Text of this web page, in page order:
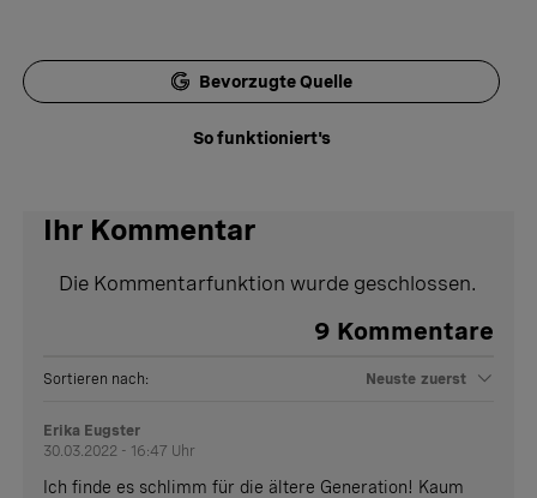
Bevorzugte Quelle
So funktioniert's
Ihr Kommentar
Die Kommentarfunktion wurde geschlossen.
9 Kommentare
Sortieren nach: Neuste zuerst
Erika Eugster
30.03.2022 - 16:47 Uhr
Ich finde es schlimm für die ältere Generation! Kaum